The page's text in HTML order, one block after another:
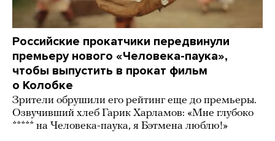
Российские прокатчики передвинули
премьеру нового «Человека-паука»,
чтобы выпустить в прокат фильм
о Колобке
Зрители обрушили его рейтинг еще до премьеры.
Озвучивший хлеб Гарик Харламов: «Мне глубоко
***** на Человека-паука, я Бэтмена люблю!»